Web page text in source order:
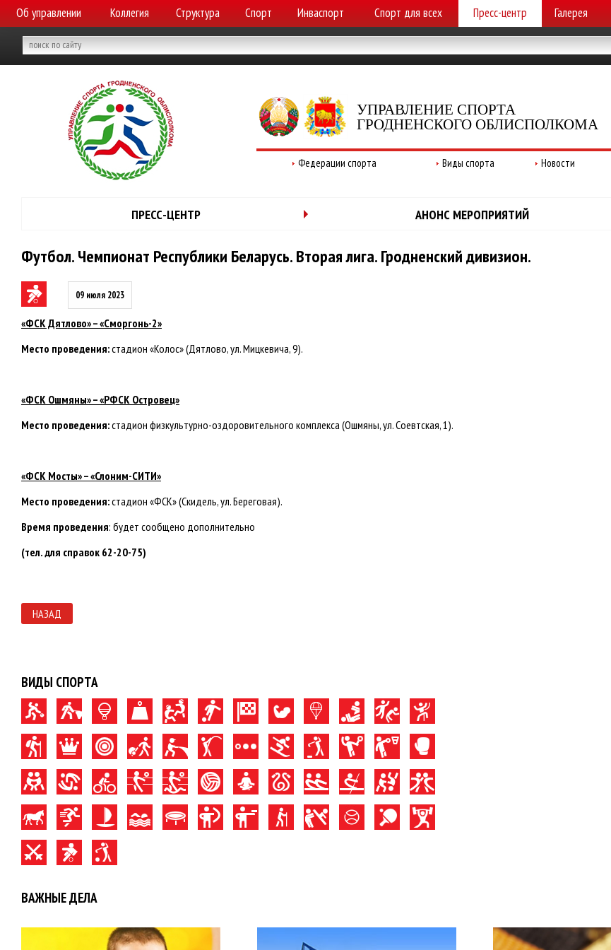
Об управлении Коллегия Структура Спорт Инваспорт Спорт для всех Пресс-центр Галерея
УПРАВЛЕНИЕ СПОРТА
ГРОДНЕНСКОГО ОБЛИСПОЛКОМА
Федерации спорта Виды спорта Новости
ПРЕСС-ЦЕНТР АНОНС МЕРОПРИЯТИЙ
Футбол. Чемпионат Республики Беларусь. Вторая лига. Гродненский дивизион.
09 июля 2023
«ФСК Дятлово» – «Сморгонь-2»
Место проведения:стадион «Колос» (Дятлово, ул. Мицкевича, 9).
«ФСК Ошмяны» – «РФСК Островец»
Место проведения:стадион физкультурно-оздоровительного комплекса (Ошмяны, ул. Соевтская, 1).
«ФСК Мосты» – «Слоним-СИТИ»
Место проведения:стадион «ФСК» (Скидель, ул. Береговая).
Время проведения: будет сообщено дополнительно
(тел. для справок 62-20-75)
НАЗАД
ВИДЫ СПОРТА
ВАЖНЫЕ ДЕЛА